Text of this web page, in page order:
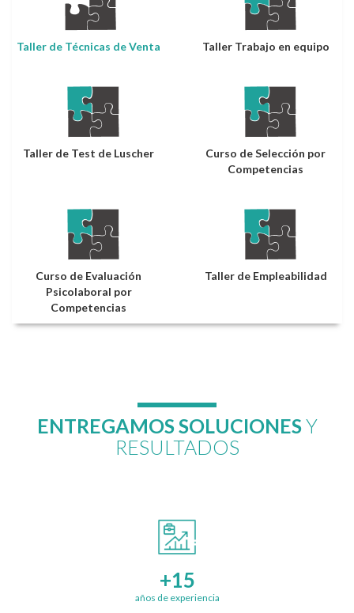
Taller de Técnicas de Venta Taller Trabajo en equipo
Taller de Test de Luscher
Curso de Selección por
Competencias
Curso de Evaluación
Psicolaboral por
Competencias
Taller de Empleabilidad
ENTREGAMOS SOLUCIONESY
RESULTADOS
+15
años de experiencia